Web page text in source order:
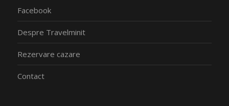
Facebook
Despre Travelminit
Rezervare cazare
Contact